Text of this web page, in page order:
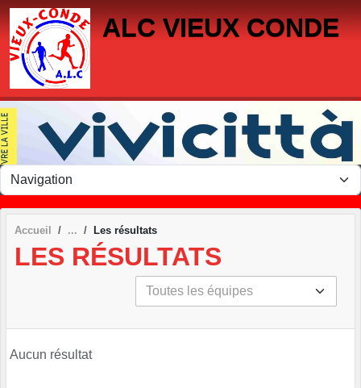
ALC VIEUX CONDE
Accueil Les résultats
LES RÉSULTATS
Aucun résultat
Panneau de gestion des cookies